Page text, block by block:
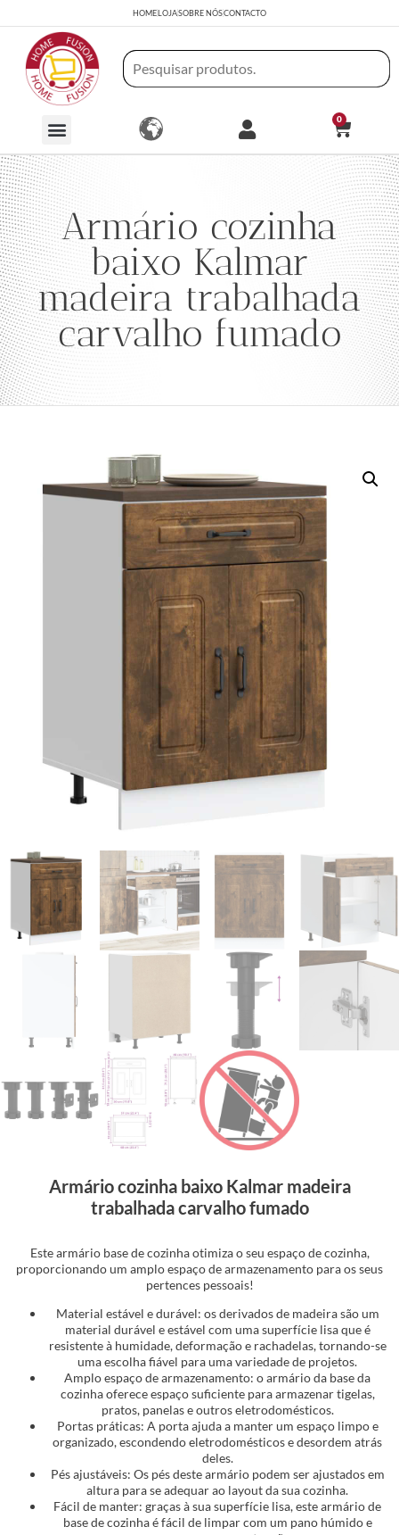
HOMELOJASOBRE NÓSCONTACTO
0
Armário cozinha
baixo Kalmar
madeira trabalhada
carvalho fumado
Armário cozinha baixo Kalmar madeira
trabalhada carvalho fumado
Este armário base de cozinha otimiza o seu espaço de cozinha,
proporcionando um amplo espaço de armazenamento para os seus
pertences pessoais!
Material estável e durável: os derivados de madeira são um
material durável e estável com uma superfície lisa que é
resistente à humidade, deformação e rachadelas, tornando-se
uma escolha fiável para uma variedade de projetos.
Amplo espaço de armazenamento: o armário da base da
cozinha oferece espaço suficiente para armazenar tigelas,
pratos, panelas e outros eletrodomésticos.
Portas práticas: A porta ajuda a manter um espaço limpo e
organizado, escondendo eletrodomésticos e desordem atrás
deles.
Pés ajustáveis: Os pés deste armário podem ser ajustados em
altura para se adequar ao layout da sua cozinha.
Fácil de manter: graças à sua superfície lisa, este armário de
base de cozinha é fácil de limpar com um pano húmido e